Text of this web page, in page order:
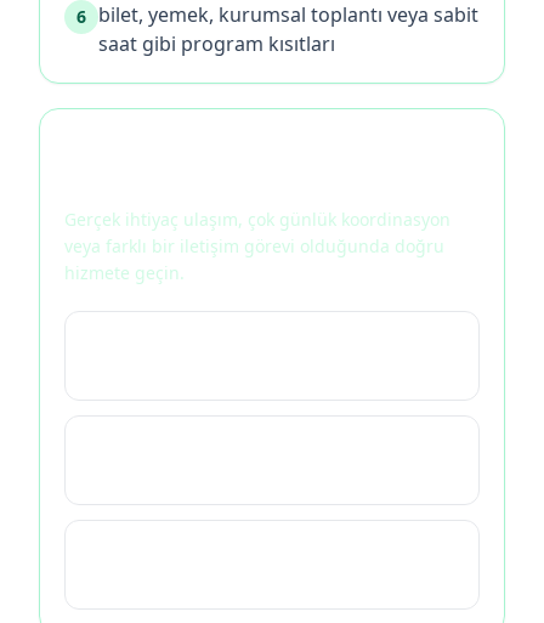
6 bilet, yemek, kurumsal toplantı veya sabit
saat gibi program kısıtları
Gerçek ihtiyaç ulaşım, çok günlük koordinasyon
veya farklı bir iletişim görevi olduğunda doğru
hizmete geçin.